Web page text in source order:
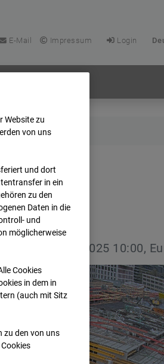
E-Mail Impressum Login
13.04.2025 10:00,
Website zu
von uns
und dort
in ein
zu den
Daten in die
und
möglicherweise
Cookies
in dem in
(auch mit Sitz
zu den von uns